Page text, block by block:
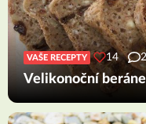
VAŠE RECEPTY 14
Velikonoční